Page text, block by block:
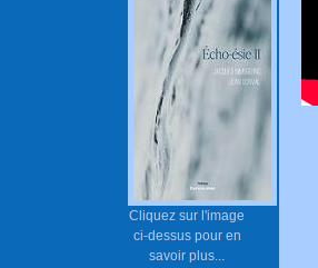
Cliquez sur l'image
ci-dessus pour en
savoir plus...